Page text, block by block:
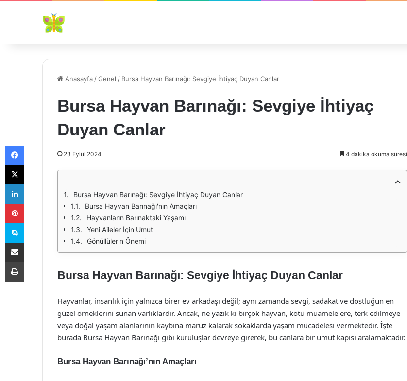
Anasayfa /Genel / Bursa Hayvan Barınağı: Sevgiye İhtiyaç Duyan Canlar
Bursa Hayvan Barınağı: Sevgiye İhtiyaç
Duyan Canlar
23 Eylül 2024 4 dakika okuma süresi
Bursa Hayvan Barınağı: Sevgiye İhtiyaç Duyan Canlar
Bursa Hayvan Barınağı'nın Amaçları
Hayvanların Barınaktaki Yaşamı
Yeni Aileler İçin Umut
Gönüllülerin Önemi
Bursa Hayvan Barınağı: Sevgiye İhtiyaç Duyan Canlar
Hayvanlar, insanlık için yalnızca birer ev arkadaşı değil; aynı zamanda sevgi, sadakat ve dostluğun en
güzel örneklerini sunan varlıklardır. Ancak, ne yazık ki birçok hayvan, kötü muamelelere, terk edilmeye
veya doğal yaşam alanlarının kaybına maruz kalarak sokaklarda yaşam mücadelesi vermektedir. İşte
burada Bursa Hayvan Barınağı gibi kuruluşlar devreye girerek, bu canlara bir umut kapısı aralamaktadır.
Bursa Hayvan Barınağı’nın Amaçları
Facebook
X
LinkedIn
Pinterest
Skype
E-Posta ile paylaş